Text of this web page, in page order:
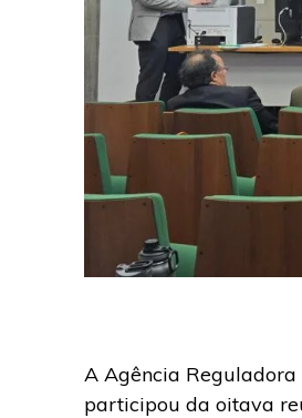
A Agência Reguladora
participou da oitava